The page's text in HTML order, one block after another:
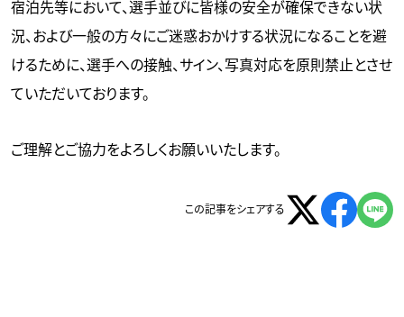
宿泊先等において、選手並びに皆様の安全が確保できない状
況、および一般の方々にご迷惑おかけする状況になることを避
けるために、選手への接触、サイン、写真対応を原則禁止とさせ
ていただいております。
ご理解とご協力をよろしくお願いいたします。
この記事をシェアする